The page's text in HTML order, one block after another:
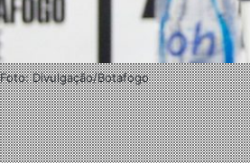
Foto: Divulgação/Botafogo